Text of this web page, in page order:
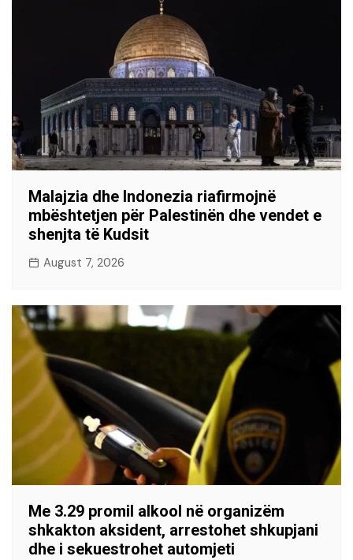
Malajzia dhe Indonezia riafirmojnë
mbështetjen për Palestinën dhe vendet e
shenjta të Kudsit
August 7, 2026
Me 3.29 promil alkool në organizëm
shkakton aksident, arrestohet shkupjani
dhe i sekuestrohet automjeti